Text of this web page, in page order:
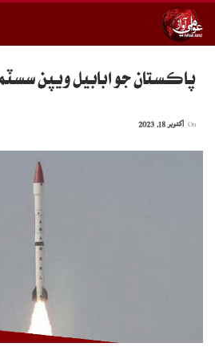
پاڪستان جو ابابيل ويپن
اکتوبر 18, 2023